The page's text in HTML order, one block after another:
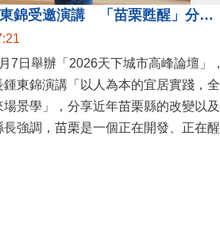
苗栗縣長鍾東錦受邀演講 「苗栗甦醒」分享近年轉變
7日舉辦「2026天下城市高峰論壇」，
東錦演講「以人為本的宜居實踐，全
景學」，分享近年苗栗縣的改變以及
長強調，苗栗是一個正在開發、正在醒